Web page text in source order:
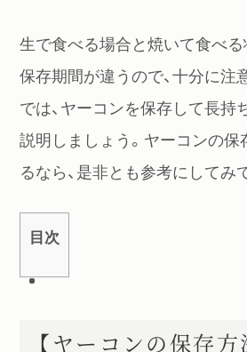
生で食べる場合と焼いて食べ
保存期間が違うので、十分に注
では、ヤーコンを保存して長持
説明しましょう。ヤーコンの保
るなら、是非とも参考にしてみ
目次
【ヤーコンの保存方